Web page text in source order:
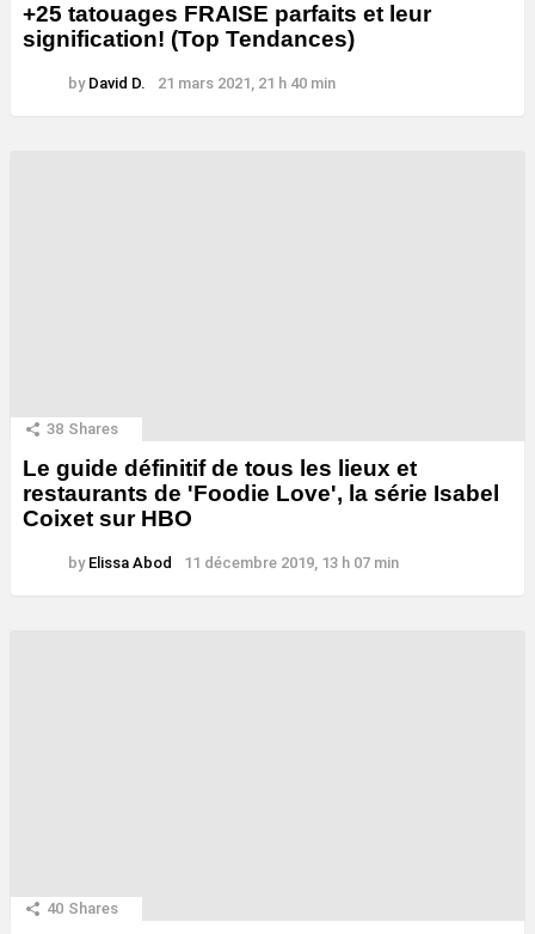
+25 tatouages ​​FRAISE parfaits et leur
signification! (Top Tendances)
by David D. 21 mars 2021, 21 h 40 min
38 Shares
Le guide définitif de tous les lieux et
restaurants de 'Foodie Love', la série Isabel
Coixet sur HBO
by Elissa Abod 11 décembre 2019, 13 h 07 min
40 Shares